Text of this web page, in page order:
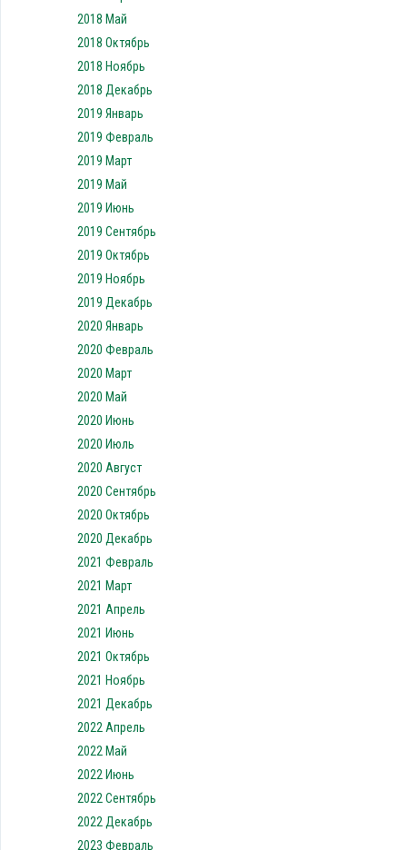
2018 Май
2018 Октябрь
2018 Ноябрь
2018 Декабрь
2019 Январь
2019 Февраль
2019 Март
2019 Май
2019 Июнь
2019 Сентябрь
2019 Октябрь
2019 Ноябрь
2019 Декабрь
2020 Январь
2020 Февраль
2020 Март
2020 Май
2020 Июнь
2020 Июль
2020 Август
2020 Сентябрь
2020 Октябрь
2020 Декабрь
2021 Февраль
2021 Март
2021 Апрель
2021 Июнь
2021 Октябрь
2021 Ноябрь
2021 Декабрь
2022 Апрель
2022 Май
2022 Июнь
2022 Сентябрь
2022 Декабрь
2023 Февраль